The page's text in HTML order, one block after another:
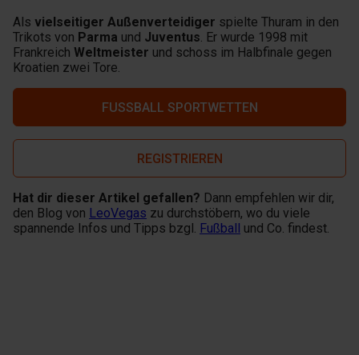
Als vielseitiger Außenverteidiger spielte Thuram in den
Trikots von Parma und Juventus. Er wurde 1998 mit
Frankreich Weltmeister und schoss im Halbfinale gegen
Kroatien zwei Tore.
FUSSBALL SPORTWETTEN
REGISTRIEREN
Hat dir dieser Artikel gefallen? Dann empfehlen wir dir,
den Blog von LeoVegas zu durchstöbern, wo du viele
spannende Infos und Tipps bzgl. Fußball und Co. findest.